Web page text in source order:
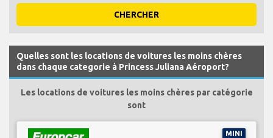
CHERCHER
Quelles sont les locations de voitures les moins chères
dans chaque categorie à Princess Juliana Aéroport?
Les locations de voitures les moins chères par catégorie
sont
MINI